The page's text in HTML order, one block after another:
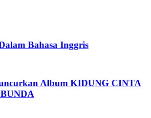
Bahasa Inggris
Album KIDUNG CINTA